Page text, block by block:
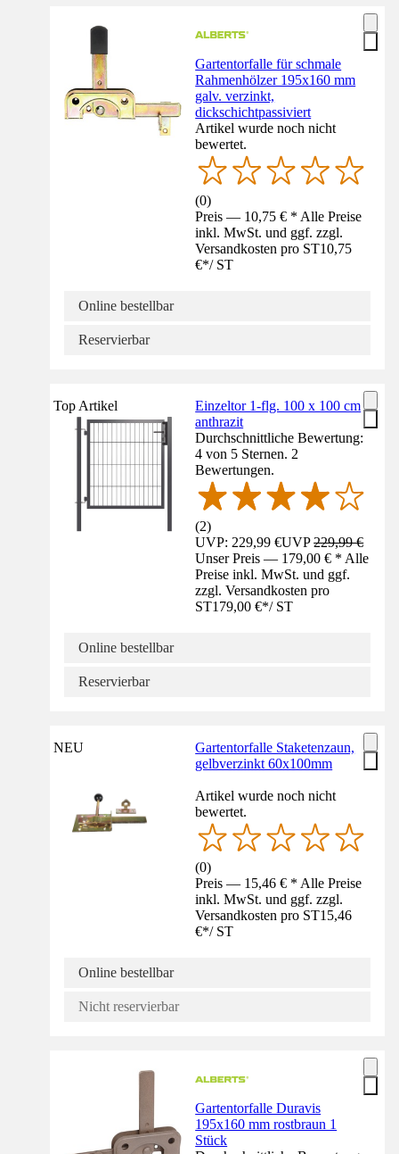
Gartentorfalle für schmale
Rahmenhölzer 195x160 mm
galv. verzinkt,
dickschichtpassiviert
Artikel wurde noch nicht
bewertet.
(0)
Preis — 10,75 € * Alle Preise
inkl. MwSt. und ggf. zzgl.
Versandkosten pro ST10,75
€*/ ST
Online bestellbar
Reservierbar
Top Artikel
Einzeltor 1-flg. 100 x 100 cm
anthrazit
Durchschnittliche Bewertung:
4 von 5 Sternen. 2
Bewertungen.
(2)
UVP: 229,99 €UVP229,99 €
Unser Preis — 179,00 € * Alle
Preise inkl. MwSt. und ggf.
zzgl. Versandkosten pro
ST179,00 €*/ ST
Online bestellbar
Reservierbar
NEU
Gartentorfalle Staketenzaun,
gelbverzinkt 60x100mm
Artikel wurde noch nicht
bewertet.
(0)
Preis — 15,46 € * Alle Preise
inkl. MwSt. und ggf. zzgl.
Versandkosten pro ST15,46
€*/ ST
Online bestellbar
Nicht reservierbar
Gartentorfalle Duravis
195x160 mm rostbraun 1
Stück